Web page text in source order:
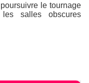
le tournage
salles obscures